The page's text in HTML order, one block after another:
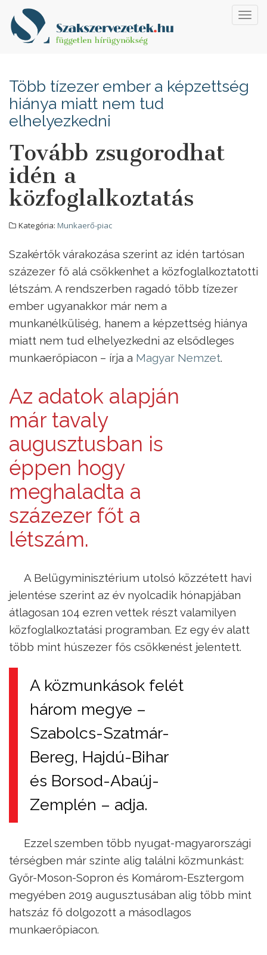
Több tízezer ember a képzettség
hiánya miatt nem tud
elhelyezkedni
Tovább zsugorodhat
idén a
közfoglalkoztatás
Kategória: Munkaerő-piac
Szakértők várakozása szerint az idén tartósan
százezer fő alá csökkenhet a közfoglalkoztatotti
létszám. A rendszerben ragadó több tízezer
ember ugyanakkor már nem a
munkanélküliség, hanem a képzettség hiánya
miatt nem tud elhelyezkedni az elsődleges
munkaerőpiacon – írja a Magyar Nemzet.
Az adatok alapján
már tavaly
augusztusban is
éppen hogy
meghaladta a
százezer főt a
létszám.
A Belügyminisztérium utolsó közzétett havi
jelentése szerint az év nyolcadik hónapjában
átlagosan 104 ezren vettek részt valamilyen
közfoglalkoztatási programban. Ez egy év alatt
több mint húszezer fős csökkenést jelentett.
A közmunkások felét
három megye –
Szabolcs-Szatmár-
Bereg, Hajdú-Bihar
és Borsod-Abaúj-
Zemplén – adja.
Ezzel szemben több nyugat-magyarországi
térségben már szinte alig találni közmunkást:
Győr-Moson-Sopron és Komárom-Esztergom
megyében 2019 augusztusában alig több mint
hatszáz fő dolgozott a másodlagos
munkaerőpiacon.